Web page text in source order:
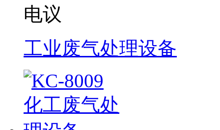
电议
工业废气处理设备